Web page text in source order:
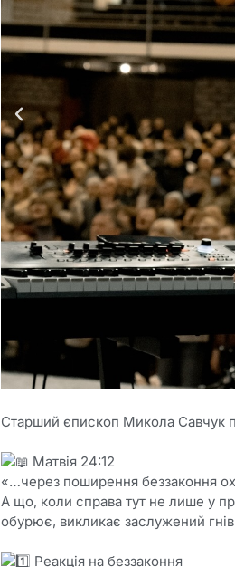
Старший єпископ Микола Савчук
Матвія 24:12
«…через поширення беззаконня
А що, коли справа тут не лише у
обурює, викликає заслужений
Реакція на беззаконня